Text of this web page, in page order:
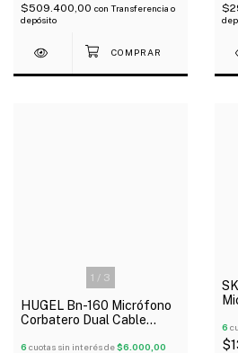
$509.400,00 con Transferencia o
depósito
1 / 3
HUGEL Bn-160 Micrófono
Corbatero Dual Cable
6 cuotas sin interés de$6.000,00
6